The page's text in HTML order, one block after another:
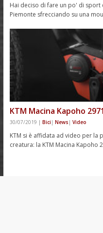
Hai deciso di fare un po' di
Piemonte sfrecciando su una
KTM Macina Kapoho 2971
30/07/2019 | Bici | News | Video
KTM si è affidata ad video per la
creatura: la KTM Macina Kapoho